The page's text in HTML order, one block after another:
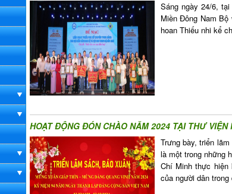
Sáng ngày 24/6,
Miền Đông Nam
hoan Thiếu nhi kể
HOẠT ĐỘNG ĐÓN CHÀO NĂM 2024 TẠI THƯ VIỆN
Trưng bày, triển
là một trong những
Chí Minh thực hiện
của người dân trong